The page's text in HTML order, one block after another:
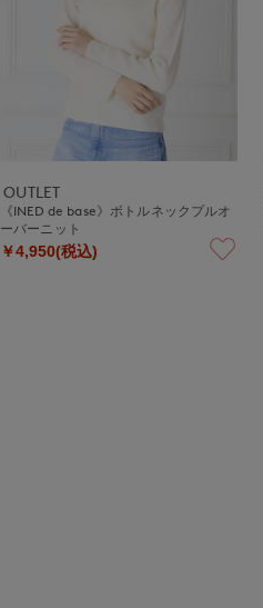
OUTLET
《INED de base》ボトルネックプルオ
ーバーニット
￥4,950(税込)